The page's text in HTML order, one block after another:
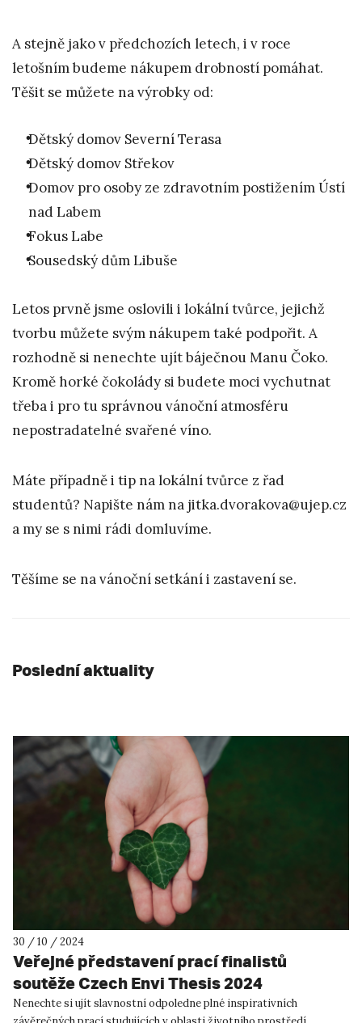
A stejně jako v předchozích letech, i v roce
letošním budeme nákupem drobností pomáhat.
Těšit se můžete na výrobky od:
Dětský domov Severní Terasa
Dětský domov Střekov
Domov pro osoby ze zdravotním postižením Ústí
nad Labem
Fokus Labe
Sousedský dům Libuše
Letos prvně jsme oslovili i lokální tvůrce, jejichž
tvorbu můžete svým nákupem také podpořit. A
rozhodně si nenechte ujít báječnou Manu Čoko.
Kromě horké čokolády si budete moci vychutnat
třeba i pro tu správnou vánoční atmosféru
nepostradatelné svařené víno.
Máte případně i tip na lokální tvůrce z řad
studentů? Napište nám na jitka.dvorakova@ujep.cz
a my se s nimi rádi domluvíme.
Těšíme se na vánoční setkání i zastavení se.
Poslední aktuality
30 / 10 / 2024
Veřejné představení prací finalistů
soutěže Czech Envi Thesis 2024
Nenechte si ujít slavnostní odpoledne plné inspirativních